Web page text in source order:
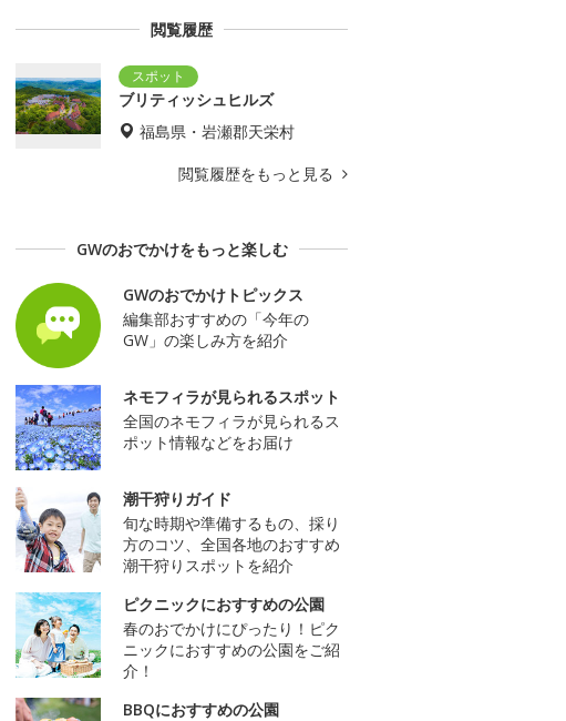
閲覧履歴
ブリティッシュヒルズ
福島県・岩瀬郡天栄村
閲覧履歴をもっと見る
GWのおでかけをもっと楽しむ
GWのおでかけトピックス
編集部おすすめの「今年の
GW」の楽しみ方を紹介
ネモフィラが見られるスポット
全国のネモフィラが見られるス
ポット情報などをお届け
潮干狩りガイド
旬な時期や準備するもの、採り
方のコツ、全国各地のおすすめ
潮干狩りスポットを紹介
ピクニックにおすすめの公園
春のおでかけにぴったり！ピク
ニックにおすすめの公園をご紹
介！
BBQにおすすめの公園